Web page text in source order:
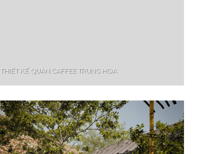
THIẾT KẾ QUÁN CAFFEE TRUNG HOA